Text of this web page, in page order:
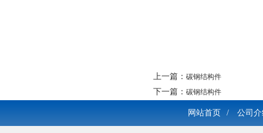
上一篇： 碳钢结构件
下一篇： 碳钢结构件
网站首页 / 公司介